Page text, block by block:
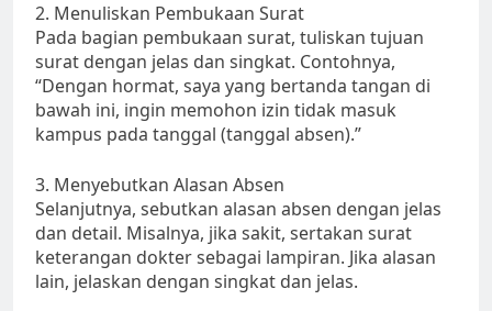
2. Menuliskan Pembukaan Surat
Pada bagian pembukaan surat, tuliskan tujuan
surat dengan jelas dan singkat. Contohnya,
“Dengan hormat, saya yang bertanda tangan di
bawah ini, ingin memohon izin tidak masuk
kampus pada tanggal (tanggal absen).”
3. Menyebutkan Alasan Absen
Selanjutnya, sebutkan alasan absen dengan jelas
dan detail. Misalnya, jika sakit, sertakan surat
keterangan dokter sebagai lampiran. Jika alasan
lain, jelaskan dengan singkat dan jelas.